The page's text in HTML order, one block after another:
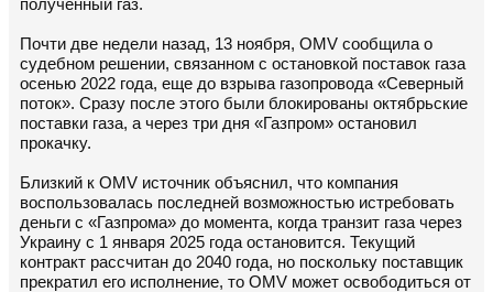
полученный газ.
Почти две недели назад, 13 ноября, OMV сообщила о
судебном решении, связанном с остановкой поставок газа
осенью 2022 года, еще до взрыва газопровода «Северный
поток». Сразу после этого были блокированы октябрьские
поставки газа, а через три дня «Газпром» остановил
прокачку.
Близкий к OMV источник объяснил, что компания
воспользовалась последней возможностью истребовать
деньги с «Газпрома» до момента, когда транзит газа через
Украину с 1 января 2025 года остановится. Текущий
контракт рассчитан до 2040 года, но поскольку поставщик
прекратил его исполнение, то OMV может освободиться от